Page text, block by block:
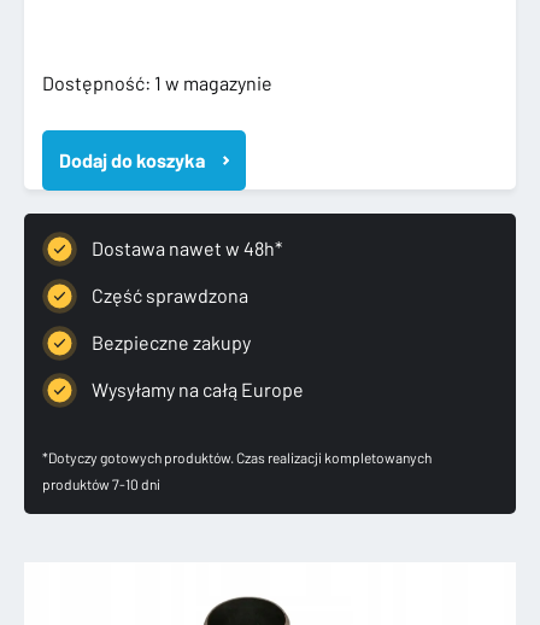
Dostępność: 1 w magazynie
ilość
SKODA
SEAT
AUDI
2.0TFSI
PRZEPUSTNICA
06F133062Q
Dodaj do koszyka
Dostawa nawet w 48h*
Część sprawdzona
Bezpieczne zakupy
Wysyłamy na całą Europe
*Dotyczy gotowych produktów. Czas realizacji kompletowanych
produktów 7-10 dni